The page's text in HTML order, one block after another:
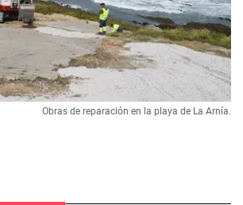
Obras de reparación en la playa de La Arnía.